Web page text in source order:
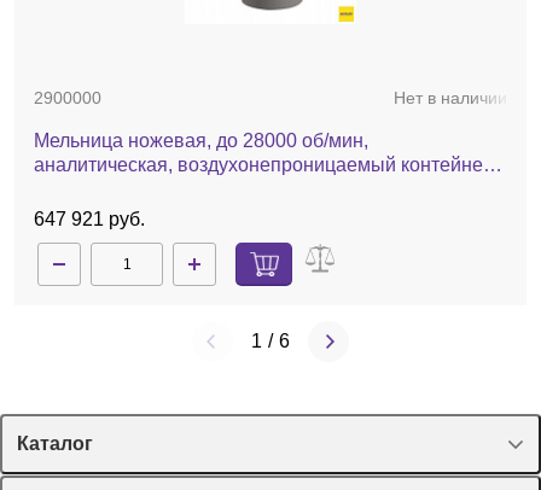
2900000 Нет в наличии
Мельница ножевая, до 28000 об/мин,
аналитическая, воздухонепроницаемый контейнер,
647 921 руб.
1 / 6
Каталог